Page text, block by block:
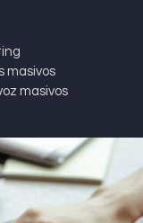
masivos
masivos